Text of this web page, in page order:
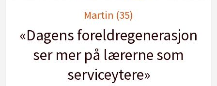
Martin (35)
«Dagens foreldregenerasjon
ser mer på lærerne som
serviceytere»